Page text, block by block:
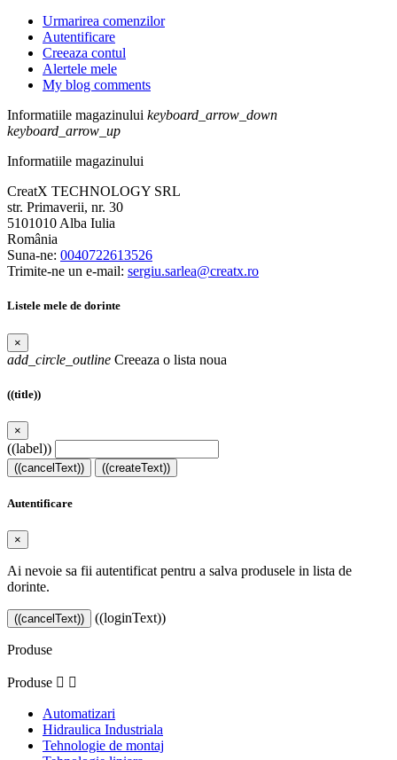
Urmarirea comenzilor
Autentificare
Creeaza contul
Alertele mele
My blog comments
Informatiile magazinului keyboard_arrow_down
keyboard_arrow_up
Informatiile magazinului
CreatX TECHNOLOGY SRL
str. Primaverii, nr. 30
5101010 Alba Iulia
România
Suna-ne: 0040722613526
Trimite-ne un e-mail: sergiu.sarlea@creatx.ro
Listele mele de dorinte
×
add_circle_outline Creeaza o lista noua
((title))
×
((label))
((cancelText)) ((createText))
Autentificare
×
Ai nevoie sa fii autentificat pentru a salva produsele in lista de
dorinte.
((cancelText)) ((loginText))
Produse
Produse  
Automatizari
Hidraulica Industriala
Tehnologie de montaj